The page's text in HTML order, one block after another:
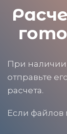
При наличии
отправьте
расчета.
Если файлов